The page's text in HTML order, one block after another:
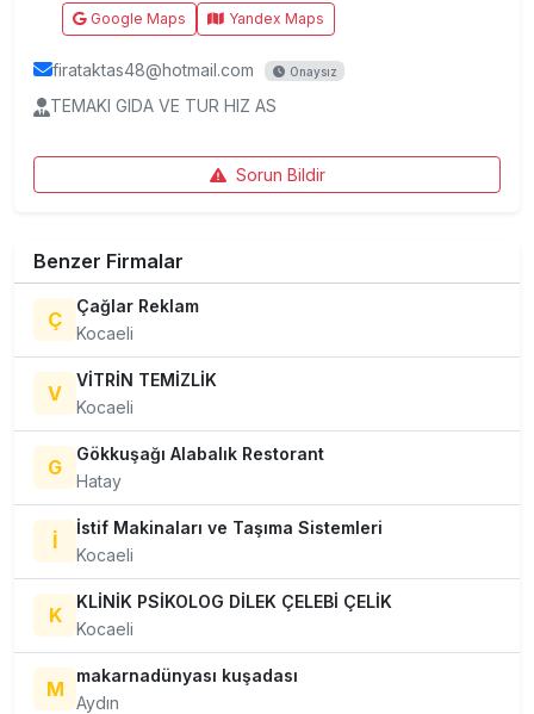
Google Maps Yandex Maps
firataktas48@hotmail.com Onaysız
TEMAKI GIDA VE TUR HIZ AS
Sorun Bildir
Benzer Firmalar
Ç
Çağlar Reklam
Kocaeli
V
VİTRİN TEMİZLİK
Kocaeli
G
Gökkuşağı Alabalık Restorant
Hatay
İ
İstif Makinaları ve Taşıma Sistemleri
Kocaeli
K
KLİNİK PSİKOLOG DİLEK ÇELEBİ ÇELİK
Kocaeli
M
makarnadünyası kuşadası
Aydın